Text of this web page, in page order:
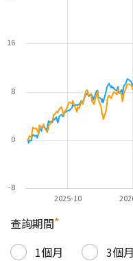
2025-10
-8
0
8
16
查詢期間*
1個月
3個月